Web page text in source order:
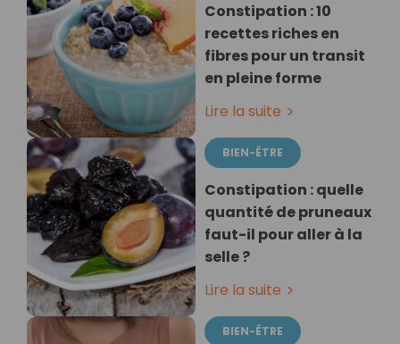
Constipation : 10
recettes riches en
fibres pour un transit
en pleine forme
Lire la suite
BIEN-ÊTRE
Constipation : quelle
quantité de pruneaux
faut-il pour aller à la
selle ?
Lire la suite
BIEN-ÊTRE